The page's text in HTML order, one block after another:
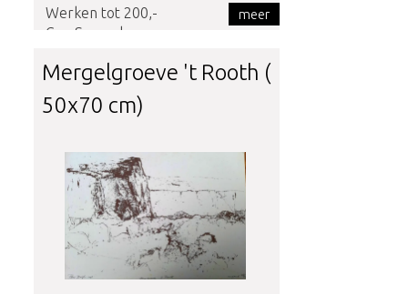
Werken tot 200,-
Geo Sampels
meer
Mergelgroeve 't Rooth (
50x70 cm)